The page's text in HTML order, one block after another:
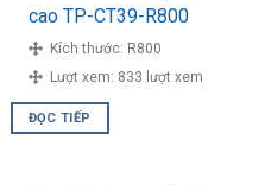
cao TP-CT39-R800
Kích thước: R800
Lượt xem: 833 lượt xem
ĐỌC TIẾP